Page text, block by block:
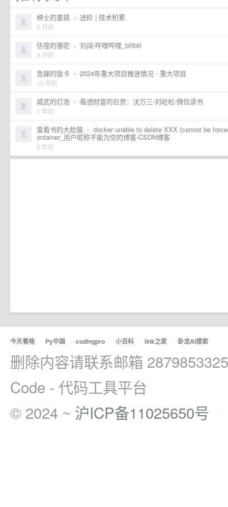
绅士的墨镜 · 进阶 | 技术积累
2 月前
彷徨的骆驼 · 刘阔-哔哩哔哩_bilibili
9 月前
急躁的饭卡 · 2024年重大项目推进情况 - 重大项目
10 月前
威武的灯泡 · 看透财富的巨贾：沈万三-刘屹松-微信读书
1 年前
爱看书的大脸猫 · docker unable to delete XXX (cannot be
ontainer_用户昵称不能为空的博客-CSDN博客
2 年前
今天看啥 · Py中国 · codingpro · 小百科 · link之家 · 卧龙AI搜索
删除内容请联系邮箱
Code - 代码工具平台
© 2024 ~ 沪ICP备11025650号